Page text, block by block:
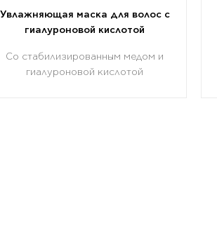
Увлажняющая маска для волос с
гиалуроновой кислотой
Со стабилизированным медом и
гиалуроновой кислотой